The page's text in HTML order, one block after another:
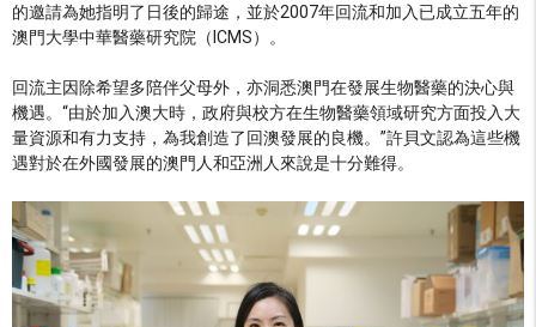
的邀請為她指明了日後的歸途，並於2007年回流和加入已成立五年的
澳門大學中華醫藥研究院（ICMS）。
回流主因除希望多陪伴父母外，亦洞悉澳門在發展生物醫藥的決心與
機遇。“由於加入澳大時，政府與校方在生物醫藥領域研究方面投入大
量資源和有力支持，為我創造了回澳發展的良機。”許貝文認為這些機
遇對於在外國發展的澳門人和亞洲人來說是十分難得。